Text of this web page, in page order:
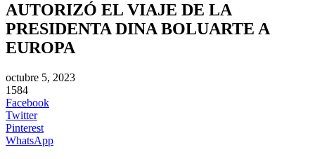
AUTORIZÓ EL VIAJE DE LA
PRESIDENTA DINA BOLUARTE A
EUROPA
octubre 5, 2023
1584
Facebook
Twitter
Pinterest
WhatsApp